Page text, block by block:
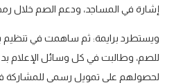
إشارة في المساجد، ودعم الصم خلال
ويستطرد برايمة: ثم ساهمت في تنظيم
للصم، وطالبت في كل وسائل الإعلام
لحصولهم على تمويل رسمي للمشاركة